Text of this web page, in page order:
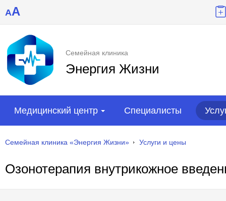
AA
Семейная клиника
Энергия Жизни
Медицинский центр Специалисты
Семейная клиника «Энергия Жизни» Услуги и цены
Озонотерапия внутрикожное